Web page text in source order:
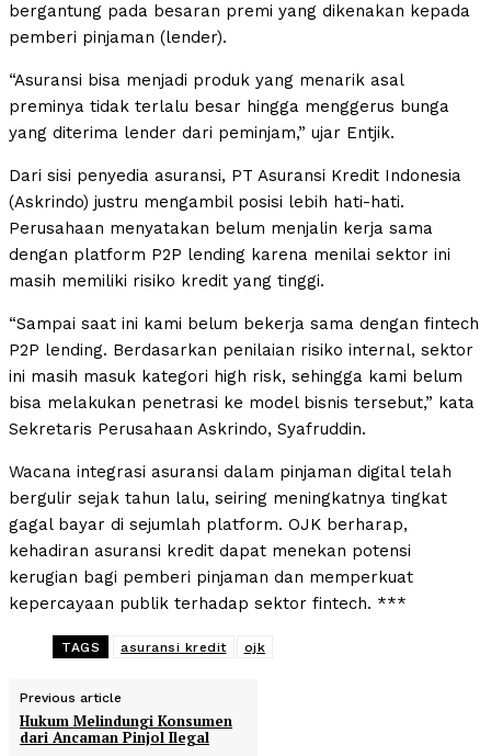
bergantung pada besaran premi yang dikenakan kepada
pemberi pinjaman (lender).
“Asuransi bisa menjadi produk yang menarik asal
preminya tidak terlalu besar hingga menggerus bunga
yang diterima lender dari peminjam,” ujar Entjik.
Dari sisi penyedia asuransi, PT Asuransi Kredit Indonesia
(Askrindo) justru mengambil posisi lebih hati-hati.
Perusahaan menyatakan belum menjalin kerja sama
dengan platform P2P lending karena menilai sektor ini
masih memiliki risiko kredit yang tinggi.
“Sampai saat ini kami belum bekerja sama dengan fintech
P2P lending. Berdasarkan penilaian risiko internal, sektor
ini masih masuk kategori high risk, sehingga kami belum
bisa melakukan penetrasi ke model bisnis tersebut,” kata
Sekretaris Perusahaan Askrindo, Syafruddin.
Wacana integrasi asuransi dalam pinjaman digital telah
bergulir sejak tahun lalu, seiring meningkatnya tingkat
gagal bayar di sejumlah platform. OJK berharap,
kehadiran asuransi kredit dapat menekan potensi
kerugian bagi pemberi pinjaman dan memperkuat
kepercayaan publik terhadap sektor fintech. ***
TAGS asuransi kredit ojk
Previous article
Hukum Melindungi Konsumen
dari Ancaman Pinjol Ilegal